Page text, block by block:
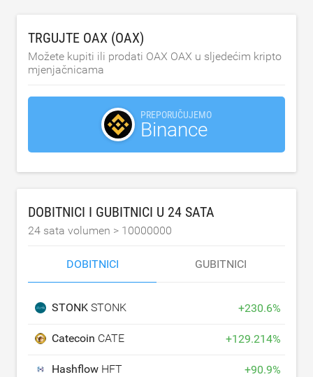
TRGUJTE OAX (OAX)
Možete kupiti ili prodati OAX OAX u sljedećim kripto
mjenjačnicama
PREPORUČUJEMO
Binance
DOBITNICI I GUBITNICI U 24 SATA
24 sata volumen > 10000000
DOBITNICI GUBITNICI
STONK STONK +230.6%
Catecoin CATE +129.214%
Hashflow HFT +90.9%